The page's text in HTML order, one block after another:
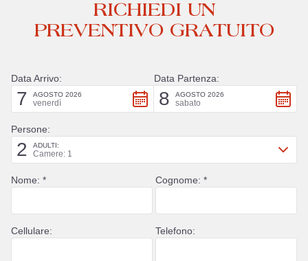
RICHIEDI UN
PREVENTIVO GRATUITO